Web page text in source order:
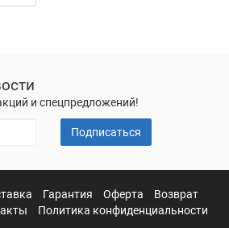
и спецпредложений!
Подписаться
Гарантия Оферта
Возврат
Политика конфиденциальности